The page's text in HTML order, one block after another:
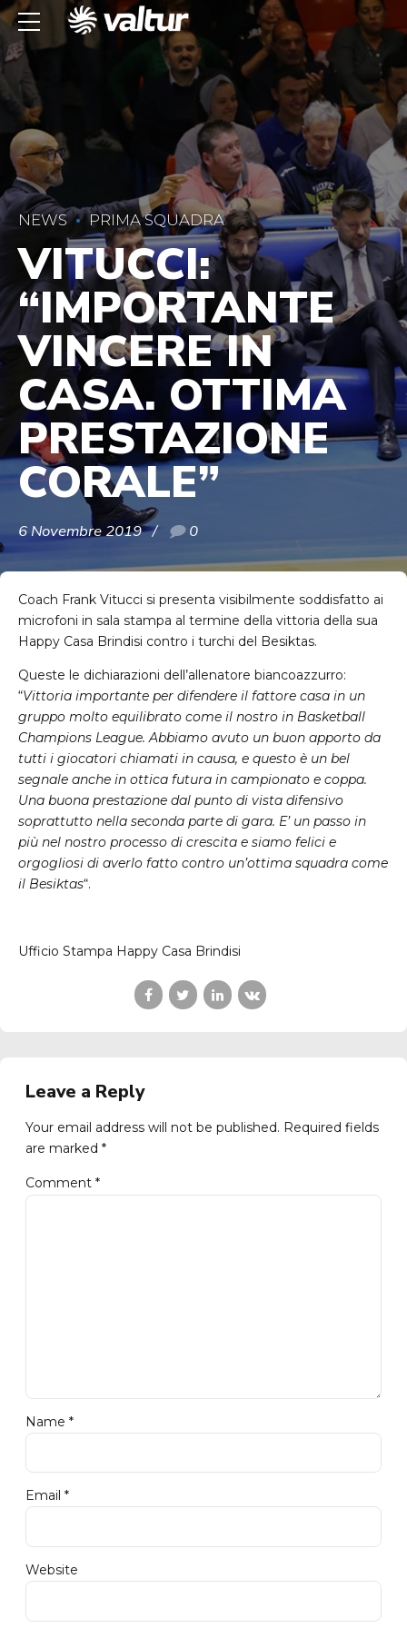
NEWS PRIMA SQUADRA
VITUCCI:
“IMPORTANTE
VINCERE IN
CASA. OTTIMA
PRESTAZIONE
CORALE”
6 Novembre 2019 0
Coach Frank Vitucci si presenta visibilmente soddisfatto ai
microfoni in sala stampa al termine della vittoria della sua
Happy Casa Brindisi contro i turchi del Besiktas.
Queste le dichiarazioni dell’allenatore biancoazzurro:
“Vittoria importante per difendere il fattore casa in un
gruppo molto equilibrato come il nostro in Basketball
Champions League. Abbiamo avuto un buon apporto da
tutti i giocatori chiamati in causa, e questo è un bel
segnale anche in ottica futura in campionato e coppa.
Una buona prestazione dal punto di vista difensivo
soprattutto nella seconda parte di gara. E’ un passo in
più nel nostro processo di crescita e siamo felici e
orgogliosi di averlo fatto contro un’ottima squadra come
il Besiktas“.
Ufficio Stampa Happy Casa Brindisi
Leave a Reply
Your email address will not be published. Required fields
are marked *
Comment *
Name *
Email *
Website